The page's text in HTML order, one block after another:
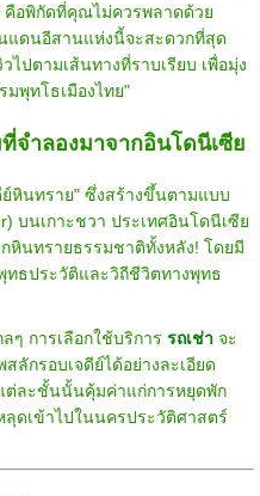
คือพิกัดที่คุณไม่ควรพลาดด้วย
แดนอีสานแห่งนี้จะสะดวกที่สุด
ปตามเส้นทางที่ราบเรียบ เพื่อมุ่ง
พุทโธเมืองไทย"
จำลองมาจากอินโดนีเซีย
หินทราย" ซึ่งสร้างขึ้นตามแบบ
บนเกาะชวา ประเทศอินโดนีเซีย
หินทรายธรรมชาติทั้งหลัง! โดยมี
ทธประวัติและวิถีชีวิตทางพุทธ
ๆ การเลือกใช้บริการ รถเช่า จะ
ลักรอบเจดีย์ได้อย่างละเอียด
ต่ละชั้นนั้นคุ้มค่าแก่การหยุดพัก
ดเข้าไปในนครประวัติศาสตร์